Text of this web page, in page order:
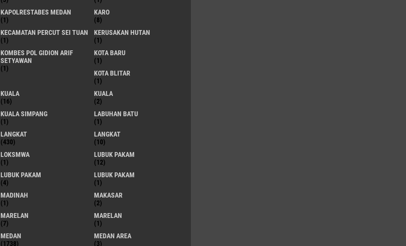
KAPOLRESTABES MEDAN
(1)
KARO
(8)
KECAMATAN PERCUT SEI TUAN
(1)
KERUSAKAN HUTAN
(1)
KOMBES POL GIDION ARIF
SETYAWAN
(1)
KOTA BARU
(1)
KOTA BLITAR
(1)
KUALA
(16)
KUALA
(2)
KUALA SIMPANG
(1)
LABUHAN BATU
(1)
LANGKAT
(430)
LANGKAT
(10)
LOKSMWA
(1)
LUBUK PAKAM
(12)
LUBUK PAKAM
(4)
LUBUK PAKAM
(1)
MADINAH
(1)
MAKASAR
(2)
MARELAN
(7)
MARELAN
(1)
MEDAN
(1738)
MEDAN AREA
(3)